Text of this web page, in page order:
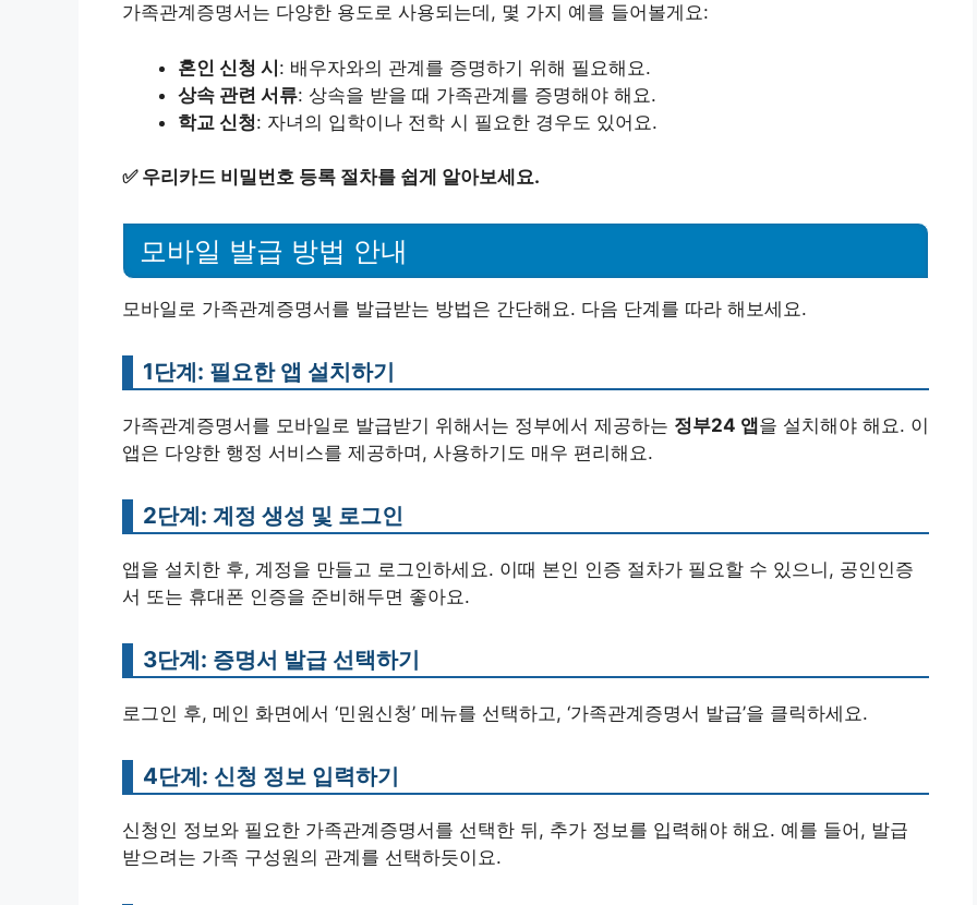
가족관계증명서는 다양한 용도로 사용되는데, 몇 가지 예를 들어볼게요:
혼인 신청 시: 배우자와의 관계를 증명하기 위해 필요해요.
상속 관련 서류: 상속을 받을 때 가족관계를 증명해야 해요.
학교 신청: 자녀의 입학이나 전학 시 필요한 경우도 있어요.
✅ 우리카드 비밀번호 등록 절차를 쉽게 알아보세요.
모바일 발급 방법 안내
모바일로 가족관계증명서를 발급받는 방법은 간단해요. 다음 단계를 따라 해보세요.
1단계: 필요한 앱 설치하기
가족관계증명서를 모바일로 발급받기 위해서는 정부에서 제공하는 정부24 앱 을 설치해야 해요. 이
앱은 다양한 행정 서비스를 제공하며, 사용하기도 매우 편리해요.
2단계: 계정 생성 및 로그인
앱을 설치한 후, 계정을 만들고 로그인하세요. 이때 본인 인증 절차가 필요할 수 있으니, 공인인증
서 또는 휴대폰 인증을 준비해두면 좋아요.
3단계: 증명서 발급 선택하기
로그인 후, 메인 화면에서 ‘민원신청’ 메뉴를 선택하고, ‘가족관계증명서 발급’을 클릭하세요.
4단계: 신청 정보 입력하기
신청인 정보와 필요한 가족관계증명서를 선택한 뒤, 추가 정보를 입력해야 해요. 예를 들어, 발급
받으려는 가족 구성원의 관계를 선택하듯이요.